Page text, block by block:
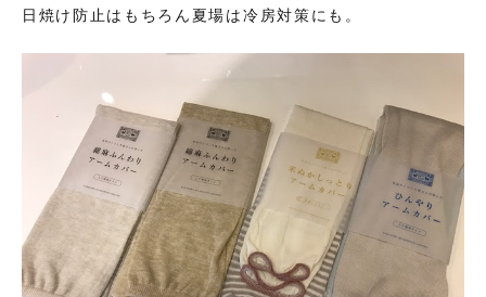
日焼け防止はもちろん夏場は冷房対策にも。